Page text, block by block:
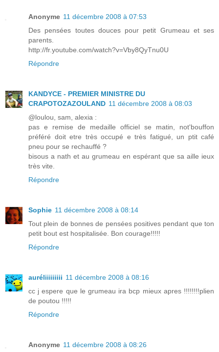
Anonyme 11 décembre 2008 à 07:53
Des pensées toutes douces pour petit Grumeau et ses
parents.
http://fr.youtube.com/watch?v=Vby8QyTnu0U
Répondre
KANDYCE - PREMIER MINISTRE DU
CRAPOTOZAZOULAND 11 décembre 2008 à 08:03
@loulou, sam, alexia :
pas e remise de medaille officiel se matin, not'bouffon
préféré doit etre très occupé e très fatigué, un ptit café
pneu pour se rechauffé ?
bisous a nath et au grumeau en espérant que sa aille ieux
très vite.
Répondre
Sophie 11 décembre 2008 à 08:14
Tout plein de bonnes de pensées positives pendant que ton
petit bout est hospitalisée. Bon courage!!!!!
Répondre
auréliiiiiiiii 11 décembre 2008 à 08:16
cc j espere que le grumeau ira bcp mieux apres !!!!!!!!plien
de poutou !!!!!
Répondre
Anonyme 11 décembre 2008 à 08:26